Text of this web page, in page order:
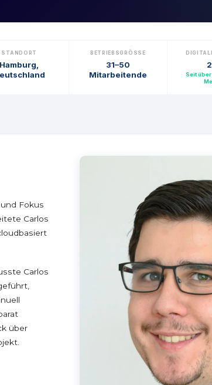
STANDORT
Hamburg,
BETRIEBSGRÖSSE
31–50
Mitarbeitende
Seit
und Fokus
Carlos
Carlos
über